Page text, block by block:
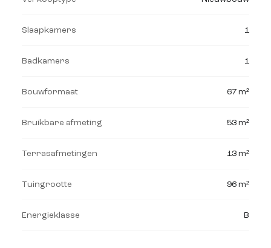
Slaapkamers 1
Badkamers 1
Bouwformaat 67 m²
Bruikbare afmeting 53 m²
Terrasafmetingen 13 m²
Tuingrootte 96 m²
Energieklasse B